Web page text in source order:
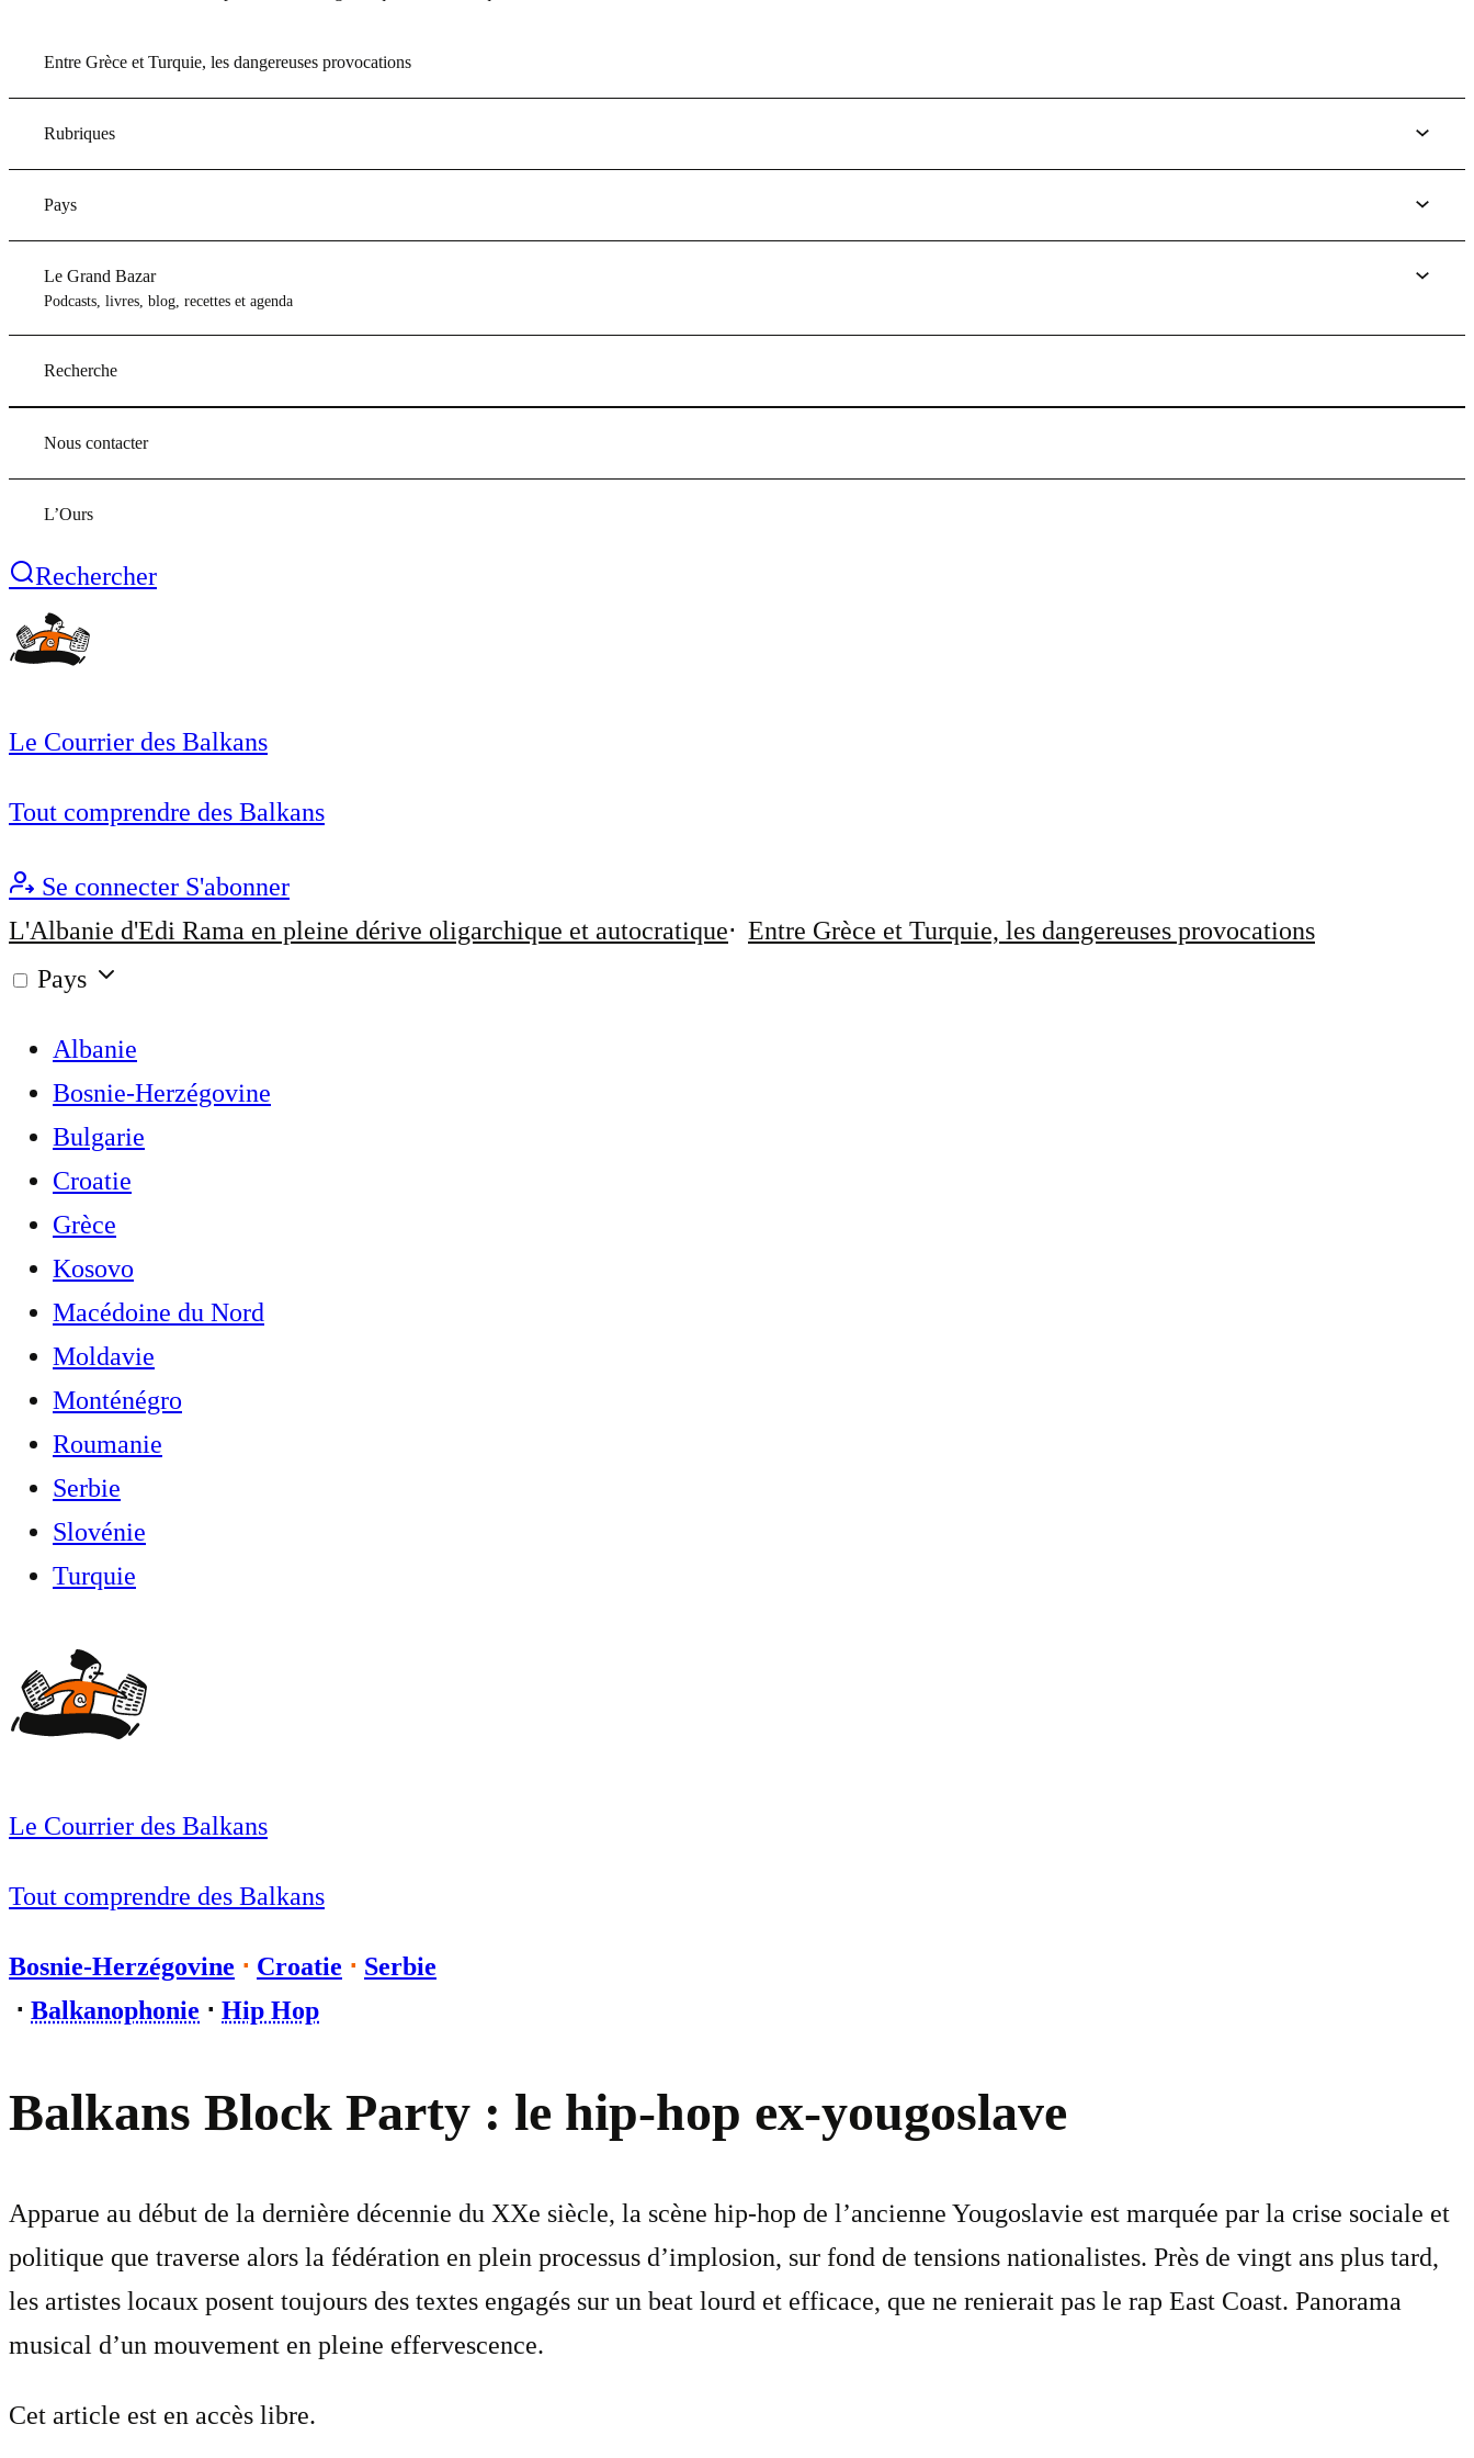
Entre Grèce et Turquie, les dangereuses provocations
Rubriques
Pays
Le Grand Bazar
Podcasts, livres, blog, recettes et agenda
Recherche
Nous contacter
L’Ours
Rechercher
Le Courrier des Balkans
Tout comprendre des Balkans
Se connecter S'abonner
L'Albanie d'Edi Rama en pleine dérive oligarchique et autocratique
Entre Grèce et Turquie, les dangereuses provocations
Pays
Albanie
Bosnie-Herzégovine
Bulgarie
Croatie
Grèce
Kosovo
Macédoine du Nord
Moldavie
Monténégro
Roumanie
Serbie
Slovénie
Turquie
Le Courrier des Balkans
Tout comprendre des Balkans
Bosnie-Herzégovine ⋅ Croatie ⋅ Serbie
⋅ Balkanophonie ⋅ Hip Hop
Balkans Block Party : le hip-hop ex-yougoslave
Apparue au début de la dernière décennie du XXe siècle, la scène hip-hop de l’ancienne Yougoslavie est marquée par la crise sociale et
politique que traverse alors la fédération en plein processus d’implosion, sur fond de tensions nationalistes. Près de vingt ans plus tard,
les artistes locaux posent toujours des textes engagés sur un beat lourd et efficace, que ne renierait pas le rap East Coast. Panorama
musical d’un mouvement en pleine effervescence.
Cet article est en accès libre.